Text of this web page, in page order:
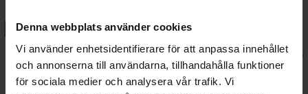
Denna webbplats använder cookies
Vi använder enhetsidentifierare för att anpassa innehållet
och annonserna till användarna, tillhandahålla funktioner
för sociala medier och analysera vår trafik. Vi
🔧 Populära kategorier inom
byggsatser:
Plastmodeller: Klassiska byggsatser som limmas och målas
för en realistisk finish.
Snap-fit-byggsatser: Enkla modeller som inte kräver lim –